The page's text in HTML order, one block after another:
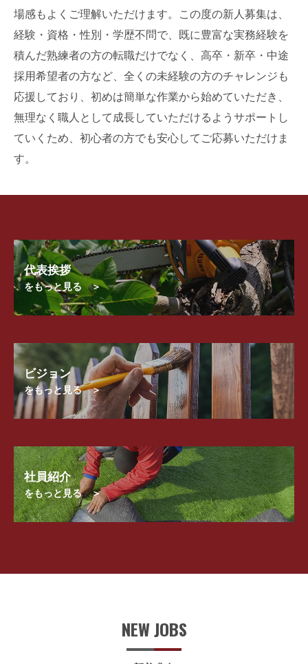
場感もよくご理解いただけます。この度の新人募集は、
経験・資格・性別・学歴不問で、既に豊富な実務経験を
積んだ熟練者の方の転職だけでなく、高卒・新卒・中途
採用希望者の方など、全くの未経験の方のチャレンジも
応援しており、初めは簡単な作業から始めていただき、
無理なく職人として成長していただけるようサポートし
ていくため、初心者の方でも安心してご応募いただけま
す。
代表挨拶
をもっと見る ＞
ビジョン
をもっと見る ＞
社員紹介
をもっと見る ＞
NEW JOBS